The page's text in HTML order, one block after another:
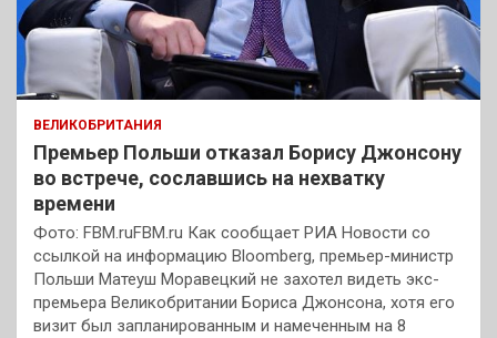
ВЕЛИКОБРИТАНИЯ
Премьер Польши отказал Борису Джонсону
во встрече, сославшись на нехватку
времени
Фото: FBM.ruFBM.ru Как сообщает РИА Новости со
ссылкой на информацию Bloomberg, премьер-министр
Польши Матеуш Моравецкий не захотел видеть экс-
премьера Великобритании Бориса Джонсона, хотя его
визит был запланированным и намеченным на 8